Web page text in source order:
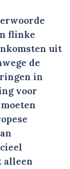
flinke
uit
de
in
voor
alleen